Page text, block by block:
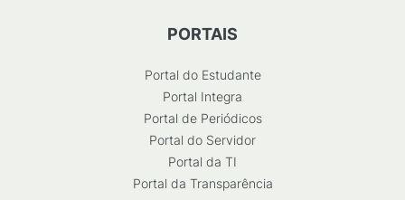
PORTAIS
Portal do Estudante
Portal Integra
Portal de Periódicos
Portal do Servidor
Portal da TI
Portal da Transparência